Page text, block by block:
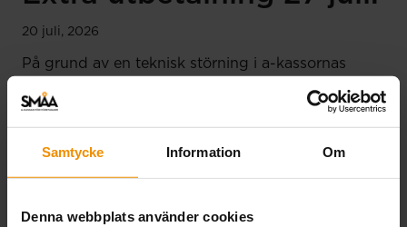
Samtycke Information Om
Denna webbplats använder cookies
20 juli, 2026
På grund av en teknisk störning i a-kassornas
utbetalning den 27 juli. Den ordinarie
utbetalningen på torsdag sker som vanligt för alla
tidrapporter och månadsansökningar som har
registrerats för utbetalning senast 20 juli. Har din
Läs mer